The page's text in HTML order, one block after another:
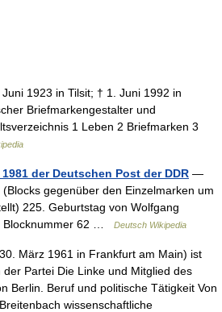
1923 in Tilsit; † 1. Juni 1992 in
Briefmarkengestalter und
1 Leben 2 Briefmarken 3
der Deutschen Post der DDR —
gegenüber den Einzelmarken um
225. Geburtstag von Wolfgang
Blocknummer 62 …
Deutsch Wikipedia
März 1961 in Frankfurt am Main) ist
Partei Die Linke und Mitglied des
Berlin. Beruf und politische Tätigkeit Von
wissenschaftliche